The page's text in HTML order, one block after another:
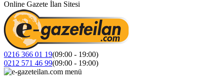
Online Gazete İlan Sitesi
0216 366 01 19(09:00 - 19:00)
0212 571 46 99(09:00 - 19:00)